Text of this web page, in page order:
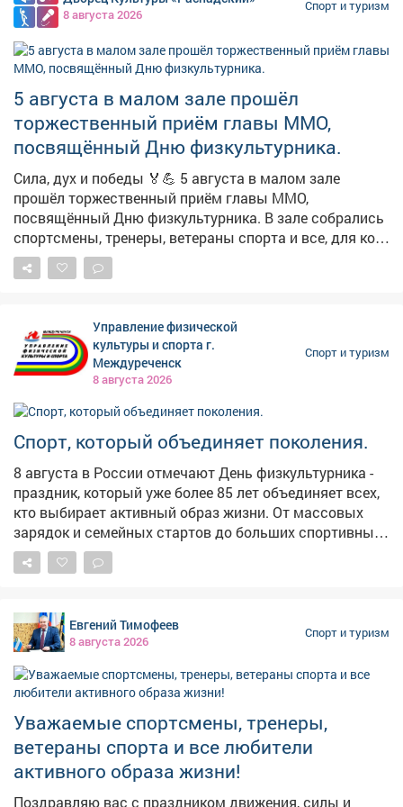
праздник: работали различные локации. Отметил, что
в Междуреченске много активных, спортивных,
энергичных и инициативных людей. Благодарю за
ваш интерес к физкультуре и спорту. Ещё раз с
праздником!
8 августа 2026
Спорт и туризм
5 августа в малом зале прошёл
торжественный приём главы ММО,
посвящённый Дню физкультурника.
Сила, дух и победы 🏅💪 5 августа в малом зале
прошёл торжественный приём главы ММО,
посвящённый Дню физкультурника. В зале собрались
спортсмены, тренеры, ветераны спорта и все, для кого
физкультура - не просто хобби, а стиль жизни. С
поздравительными словами выступили глава округа
воспитывает характер, укрепляет здоровье и
объединяет людей независимо от возраста и
профессии. В этот день 50 человек получили награды
депутатов. Каждая награда - признание ежедневного
труда, терпения и любви к своему делу. Ярким
украшением вечера стали выступления солистов и
коллективов Дворца. С Днём физкультурника! 🏃‍♂🏋‍♀
#ДеньФизкультурника #Спорт
Управление физической
культуры и спорта г.
Междуреченск
8 августа 2026
Спорт и туризм
Спорт, который объединяет поколения.
8 августа в России отмечают День физкультурника -
праздник, который уже более 85 лет объединяет всех,
кто выбирает активный образ жизни. От массовых
зарядок и семейных стартов до больших спортивных
побед - любовь к спорту начинается с первого шага.
Мы собрали несколько интересных фактов об истории
остается важной частью жизни миллионов людей.
Самое интересное - в карточках!
Евгений Тимофеев
8 августа 2026
Спорт и туризм
Уважаемые спортсмены, тренеры,
ветераны спорта и все любители
активного образа жизни!
Поздравляю вас с праздником движения, силы и